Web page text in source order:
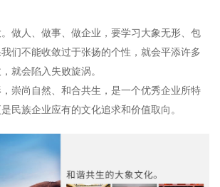
做人、做事、做企业，要学习大象无形、包
们不能收敛过于张扬的个性，就会平添许多
就会陷入失败旋涡。
崇尚自然、和合共生，是一个优秀企业所特
民族企业应有的文化追求和价值取向。